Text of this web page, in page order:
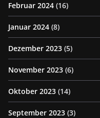
Februar 2024 (16)
Januar 2024 (8)
Dezember 2023 (5)
November 2023 (6)
Oktober 2023 (14)
September 2023 (3)